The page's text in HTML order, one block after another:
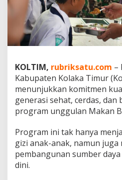
C
i
p
t
n
A
n
k
S
h
a
d
KOLTIM, rubriksatu.com –
Kabupaten Kolaka Timur
menunjukkan komitmen
generasi sehat, cerdas, dan
program unggulan Makan
Program ini tak hanya
gizi anak-anak, namun juga
pembangunan sumber
dini.